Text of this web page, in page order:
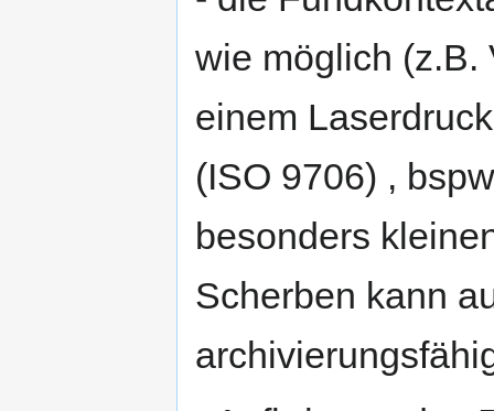
wie möglich (z.B.
einem
(ISO 9706) ,
besonders
Scherben kann